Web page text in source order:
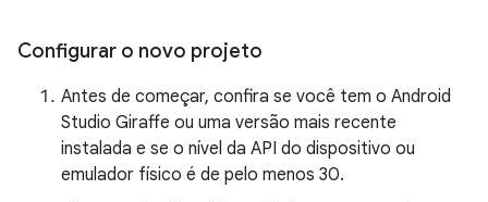
Configurar o novo projeto
Antes de começar, confira se você tem o Android
Studio Giraffe ou uma versão mais recente
instalada e se o nível da API do dispositivo ou
emulador físico é de pelo menos 30.